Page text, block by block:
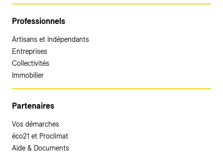
Professionnels
Artisans et Indépendants
Entreprises
Collectivités
Immobilier
Partenaires
Vos démarches
éco21 et Proclimat
Aide & Documents